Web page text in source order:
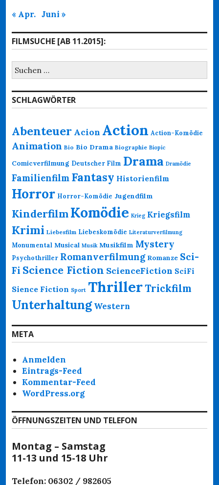
« Apr. Juni »
FILMSUCHE [AB 11.2015]:
Suchen
nach:
SCHLAGWÖRTER
Abenteuer Acion Action Action-Komödie
Animation Bio Bio Drama Biographie Biopic
Comicverfilmung Deutscher Film Drama Dramödie
Familienfilm Fantasy Historienfilm
Horror Horror-Komödie Jugendfilm
KinderfilmKomödie Krieg Kriegsfilm
Krimi Liebesfilm Liebeskomödie Literaturverfilmung
Monumental Musical Musik Musikfilm Mystery
Psychothriller Romanverfilmung Romanze Sci-
Fi Science Fiction ScienceFiction SciFi
Sience Fiction Sport ThrillerTrickfilm
Unterhaltung Western
META
Anmelden
Eintrags-Feed
Kommentar-Feed
WordPress.org
ÖFFNUNGSZEITEN UND TELEFON
Montag – Samstag
11-13 und 15-18 Uhr
Telefon: 06302 / 982605